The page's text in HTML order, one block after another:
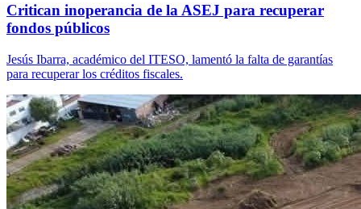
Critican inoperancia de la ASEJ para recuperar
fondos públicos
Jesús Ibarra, académico del ITESO, lamentó la falta de garantías
para recuperar los créditos fiscales.